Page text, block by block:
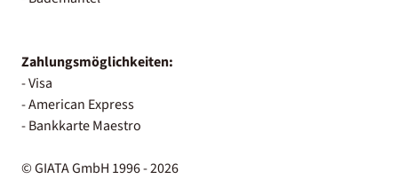
Zahlungsmöglichkeiten:
- Visa
- American Express
- Bankkarte Maestro
© GIATA GmbH 1996 - 2026